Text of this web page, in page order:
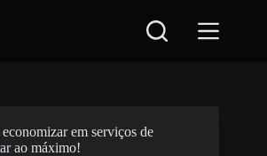
em serviços de
ao máximo!